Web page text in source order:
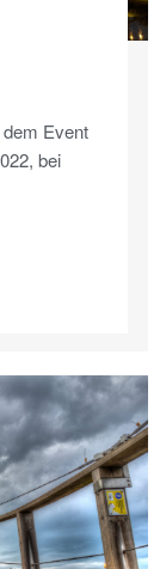
Event
bei